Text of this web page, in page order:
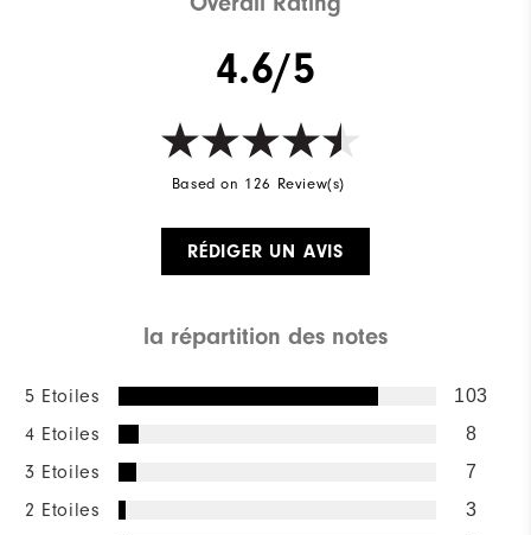
4.6/5
Based on 126 Review(s)
RÉDIGER UN AVIS
la répartition des notes
5 Etoiles 103
4 Etoiles 8
3 Etoiles 7
2 Etoiles 3